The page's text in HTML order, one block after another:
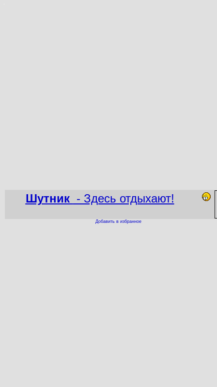
Шутник - Здесь отдыхают!
Добавить в избранное